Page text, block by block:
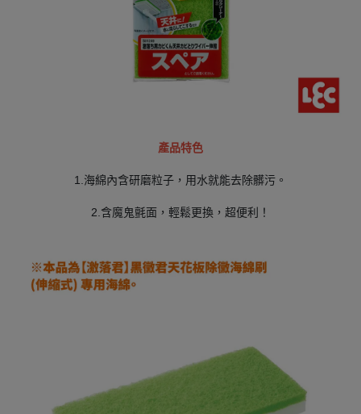
產品特色
1.海綿內含研磨粒子，用水就能去除髒污。
2.含魔鬼氈面，輕鬆更換，超便利！